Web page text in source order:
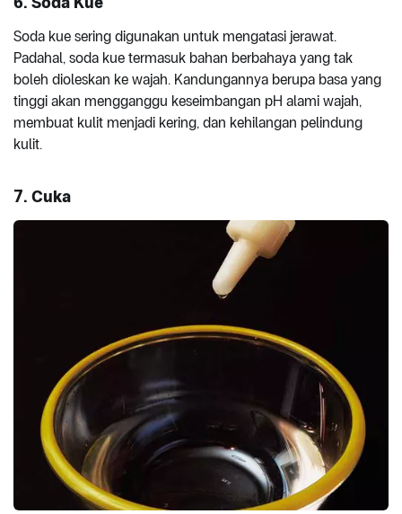
Soda kue sering digunakan untuk mengatasi jerawat.
Padahal, soda kue termasuk bahan berbahaya yang tak
boleh dioleskan ke wajah. Kandungannya berupa basa yang
tinggi akan mengganggu keseimbangan pH alami wajah,
membuat kulit menjadi kering, dan kehilangan pelindung
kulit.
7. Cuka